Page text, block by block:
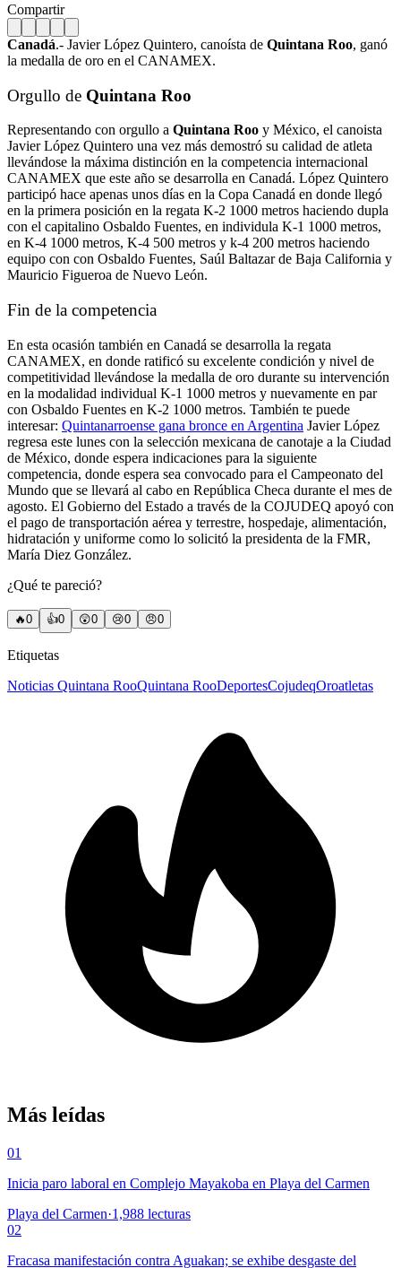
Compartir
Canadá.- Javier López Quintero, canoísta de Quintana Roo, ganó
la medalla de oro en el CANAMEX.
Orgullo de Quintana Roo
Representando con orgullo a Quintana Roo y México, el canoista
Javier López Quintero una vez más demostró su calidad de atleta
llevándose la máxima distinción en la competencia internacional
CANAMEX que este año se desarrolla en Canadá. López Quintero
participó hace apenas unos días en la Copa Canadá en donde llegó
en la primera posición en la regata K-2 1000 metros haciendo dupla
con el capitalino Osbaldo Fuentes, en individula K-1 1000 metros,
en K-4 1000 metros, K-4 500 metros y k-4 200 metros haciendo
equipo con con Osbaldo Fuentes, Saúl Baltazar de Baja California y
Mauricio Figueroa de Nuevo León.
Fin de la competencia
En esta ocasión también en Canadá se desarrolla la regata
CANAMEX, en donde ratificó su excelente condición y nivel de
competitividad llevándose la medalla de oro durante su intervención
en la modalidad individual K-1 1000 metros y nuevamente en par
con Osbaldo Fuentes en K-2 1000 metros. También te puede
interesar: Quintanarroense gana bronce en Argentina Javier López
regresa este lunes con la selección mexicana de canotaje a la Ciudad
de México, donde espera indicaciones para la siguiente
competencia, donde espera sea convocado para el Campeonato del
Mundo que se llevará al cabo en República Checa durante el mes de
agosto. El Gobierno del Estado a través de la COJUDEQ apoyó con
el pago de transportación aérea y terrestre, hospedaje, alimentación,
hidratación y uniforme como lo solicitó la presidenta de la FMR,
María Diez González.
¿Qué te pareció?
🔥0 👍0 😲0 😢0 😠0
Etiquetas
Noticias Quintana RooQuintana RooDeportesCojudeqOroatletas
Más leídas
01
Inicia paro laboral en Complejo Mayakoba en Playa del Carmen
Playa del Carmen·1,988 lecturas
02
Fracasa manifestación contra Aguakan; se exhibe desgaste del